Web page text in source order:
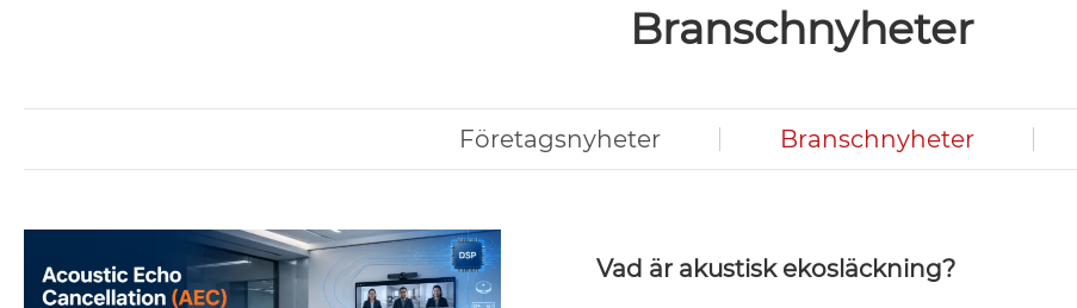
Branschnyheter
Företagsnyheter Branschnyheter
Vad är akustisk ekosläckning?